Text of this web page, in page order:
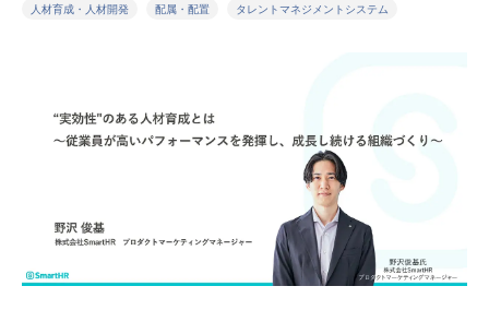
人材育成・人材開発 配属・配置 タレントマネジメントシステム